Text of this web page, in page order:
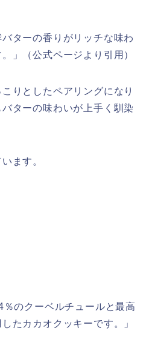
バターの香りがリッチな味わ
」（公式ページより引用）
りとしたペアリングになり
ターの味わいが上手く馴染
ます。
％のクーベルチュールと最高
たカカオクッキーです。」